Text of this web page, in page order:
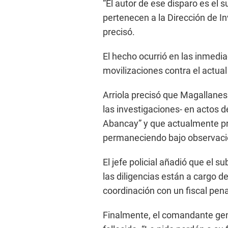
“El autor de ese disparo es el
pertenecen a la Dirección de
precisó.
El hecho ocurrió en las
movilizaciones contra el
Arriola precisó que
las investigaciones- en actos
Abancay” y que actualmente
permaneciendo bajo
El jefe policial añadió que el
las diligencias están a cargo
coordinación con un fiscal
Finalmente, el comandante